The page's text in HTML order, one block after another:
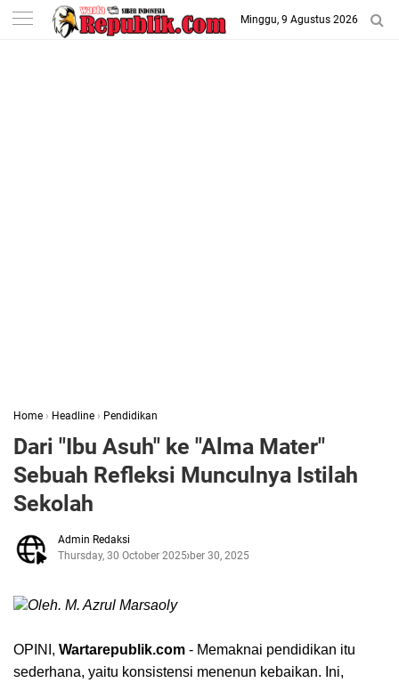
-->
Minggu, 9 Agustus 2026
Home › Headline › Pendidikan
Dari "Ibu Asuh" ke "Alma Mater"
Sebuah Refleksi Munculnya Istilah
Sekolah
Admin Redaksi
Thursday, 30 October 2025October 30, 2025
Oleh. M. Azrul Marsaoly
OPINI, Wartarepublik.com - Memaknai pendidikan itu
sederhana, yaitu konsistensi menenun kebaikan. Ini,